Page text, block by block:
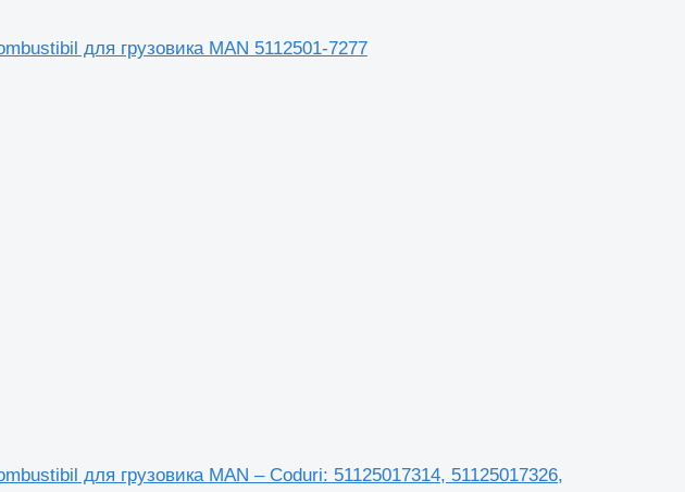
для грузовика MAN 5112501-7277
для грузовика MAN – Coduri: 51125017314, 51125017326,